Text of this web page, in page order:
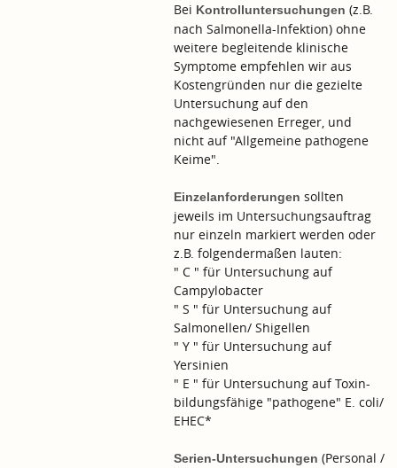
Bei Kontrolluntersuchungen (z.B.
nach Salmonella-Infektion) ohne
weitere begleitende klinische
Symptome empfehlen wir aus
Kostengründen nur die gezielte
Untersuchung auf den
nachgewiesenen Erreger, und
nicht auf "Allgemeine pathogene
Keime".
Einzelanforderungen sollten
jeweils im Untersuchungsauftrag
nur einzeln markiert werden oder
z.B. folgendermaßen lauten:
" C " für Untersuchung auf
Campylobacter
" S " für Untersuchung auf
Salmonellen/ Shigellen
" Y " für Untersuchung auf
Yersinien
" E " für Untersuchung auf Toxin-
bildungsfähige "pathogene" E. coli/
EHEC*
Serien-Untersuchungen (Personal /